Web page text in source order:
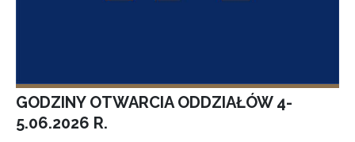
GODZINY OTWARCIA ODDZIAŁÓW 4-
5.06.2026 R.